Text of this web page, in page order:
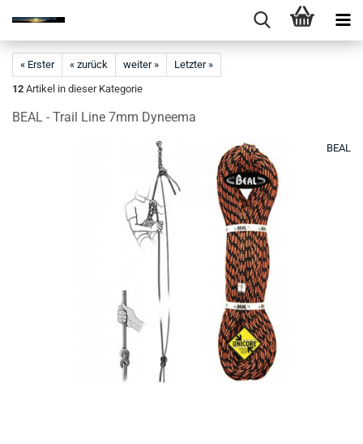
« Erster « zurück weiter »
Letzter »
12 Artikel in dieser Kategorie
BEAL - Trail Line 7mm Dyneema
BEAL